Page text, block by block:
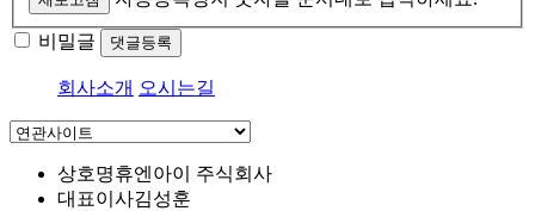
비밀글 댓글등록
회사소개 오시는길
상호명휴엔아이 주식회사
대표이사김성훈